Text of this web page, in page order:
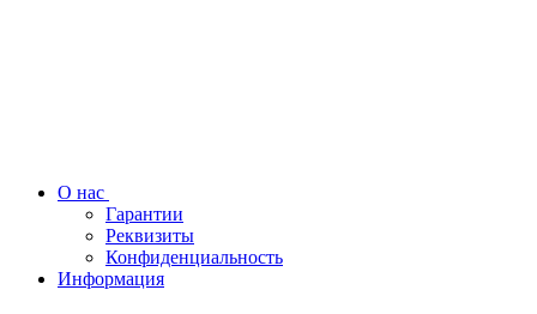
О нас
Гарантии
Реквизиты
Конфиденциальность
Информация